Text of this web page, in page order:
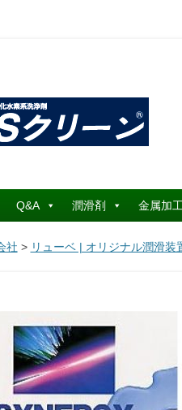
コ
ン
テ
ン
へ
Q&A 潤滑剤 金属加工
社 > リューベ | オリジナル潤滑